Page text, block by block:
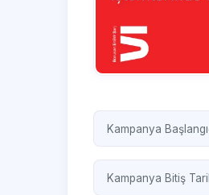
Kampanya
Kampanya Bitiş